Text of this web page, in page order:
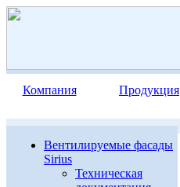
Компания Продукция
Вентилируемые фасады
Sirius
Техническая